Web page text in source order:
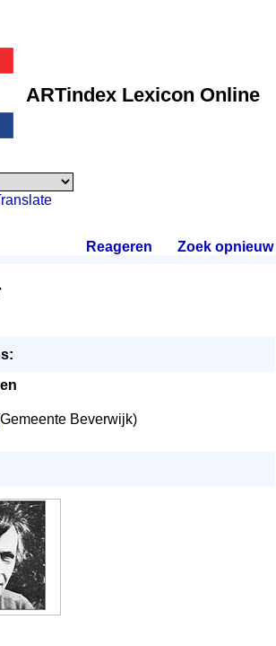
ARTindex Lexicon Online
Reageren Zoek opnieuw.
Beverwijk)